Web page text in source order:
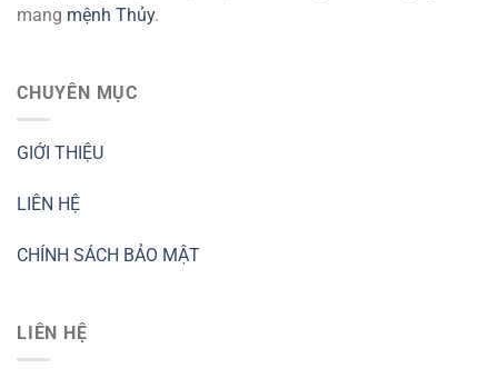
mang mệnh Thủy.
CHUYÊN MỤC
GIỚI THIỆU
LIÊN HỆ
CHÍNH SÁCH BẢO MẬT
LIÊN HỆ